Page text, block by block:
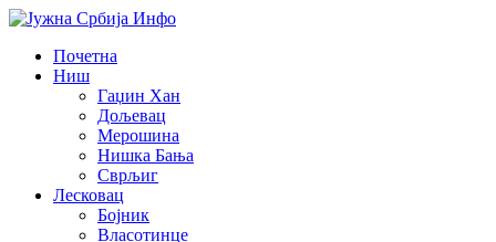
Почетна
Ниш
Гаџин Хан
Дољевац
Мерошина
Нишка Бања
Сврљиг
Лесковац
Бојник
Власотинце